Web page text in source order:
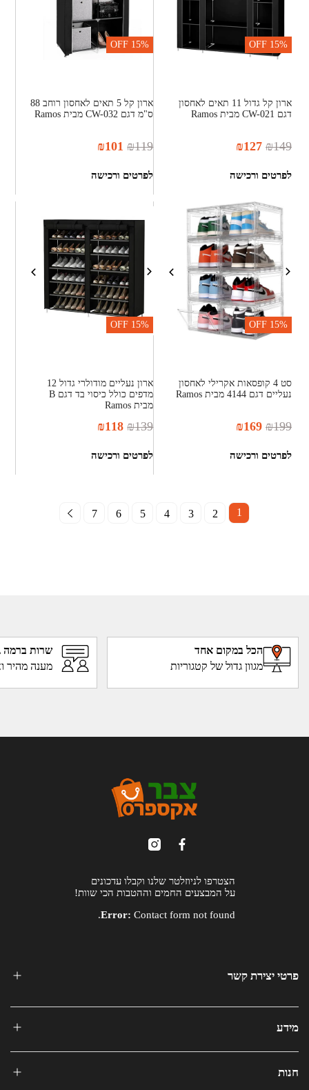
15%
OFF
ארון קל גדול 11 תאים לאחסון
דגם CW-021 מבית Ramos
₪149
₪127
לפרטים ורכישה
15%
OFF
ארון קל 5 תאים לאחסון רוחב 88
ס"מ דגם CW-032 מבית Ramos
₪119
₪101
לפרטים ורכישה
15%
OFF
סט 4 קופסאות אקרילי לאחסון
נעליים דגם 4144 מבית Ramos
₪199
₪169
לפרטים ורכישה
15%
OFF
ארון נעליים מודולרי גדול 12
מדפים כולל כיסוי בד דגם B
מבית Ramos
₪139
₪118
לפרטים ורכישה
1
2
3
4
5
6
7
הכל במקום אחד
מגוון גדול של קטגוריות
שרות ברמה
מענה מהיר
הצטרפו לניוזלטר שלנו וקבלו עדכונים
על המבצעים החמים וההטבות הכי שוות!
Error: Contact form not found.
פרטי יצירת קשר
מידע
חנות